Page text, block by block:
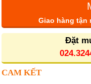
Giao hàng tận
Đặt
CAM KẾT